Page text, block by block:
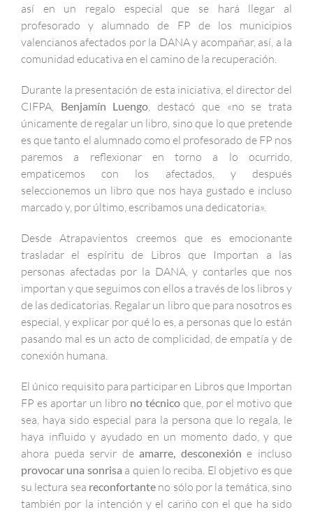
así en un regalo especial que se hará llegar al
profesorado y alumnado de FP de los municipios
valencianos afectados por la DANA y acompañar, así, a la
comunidad educativa en el camino de la recuperación.
Durante la presentación de esta iniciativa, el director del
CIFPA, Benjamín Luengo , destacó que «no se trata
únicamente de regalar un libro, sino que lo que pretende
es que tanto el alumnado como el profesorado de FP nos
paremos a reflexionar en torno a lo ocurrido,
empaticemos con los afectados, y después
seleccionemos un libro que nos haya gustado e incluso
marcado y, por último, escribamos una dedicatoria».
Desde Atrapavientos creemos que es emocionante
trasladar el espíritu de Libros que Importan a las
personas afectadas por la DANA, y contarles que nos
importan y que seguimos con ellos a través de los libros y
de las dedicatorias. Regalar un libro que para nosotros es
especial, y explicar por qué lo es, a personas que lo están
pasando mal es un acto de complicidad, de empatía y de
conexión humana.
El único requisito para participar en Libros que Importan
FP es aportar un libro no técnico que, por el motivo que
sea, haya sido especial para la persona que lo regala, le
haya influido y ayudado en un momento dado, y que
ahora pueda servir deamarre, desconexión e incluso
provocar una sonrisa a quien lo reciba. El objetivo es que
su lectura sea reconfortante no sólo por la temática, sino
también por la intención y el cariño con el que ha sido